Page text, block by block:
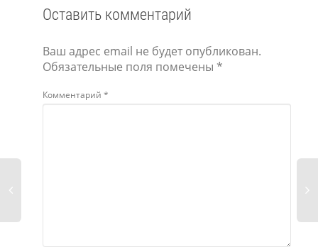
Оставить комментарий
Ваш адрес email не будет опубликован.
Обязательные поля помечены *
Комментарий *